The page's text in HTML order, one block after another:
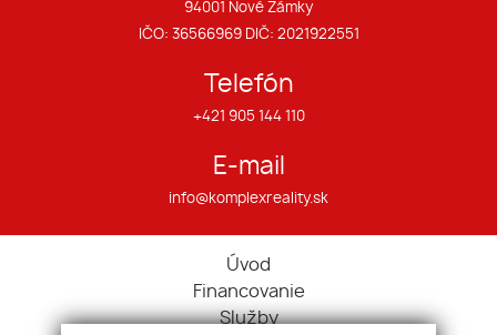
94001 Nové Zámky
IČO: 36566969 DIČ: 2021922551
Telefón
+421 905 144 110
E-mail
info@komplexreality.sk
Úvod
Financovanie
Služby